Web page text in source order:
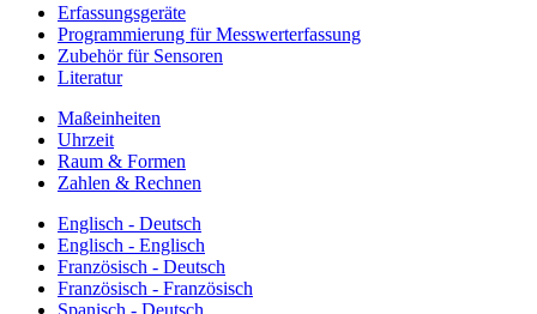
Erfassungsgeräte
Programmierung für Messwerterfassung
Zubehör für Sensoren
Literatur
Maßeinheiten
Uhrzeit
Raum & Formen
Zahlen & Rechnen
Englisch - Deutsch
Englisch - Englisch
Französisch - Deutsch
Französisch - Französisch
Spanisch - Deutsch